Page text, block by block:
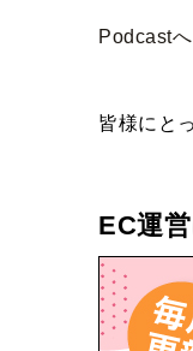
Podcastへ
皆様にと
EC運